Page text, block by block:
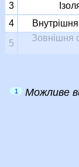
3
4
Внутрішня
5
Зовнішня
1 Можливе